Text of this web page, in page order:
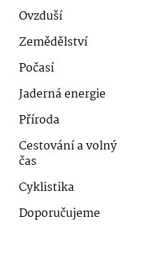
Ovzduší
Zemědělství
Počasí
Jaderná energie
Příroda
Cestování a volný
čas
Cyklistika
Doporučujeme